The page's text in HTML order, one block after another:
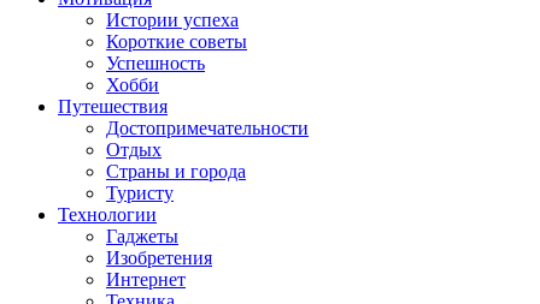
Истории успеха
Короткие советы
Успешность
Хобби
Путешествия
Достопримечательности
Отдых
Страны и города
Туристу
Технологии
Гаджеты
Изобретения
Интернет